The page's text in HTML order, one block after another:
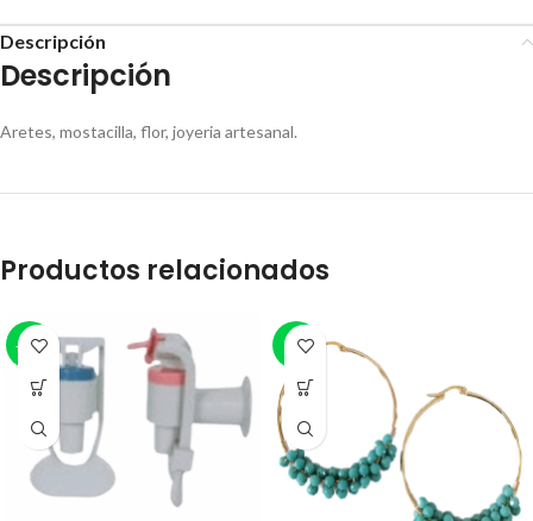
Descripción
Descripción
Aretes, mostacilla, flor, joyeria artesanal.
Productos relacionados
-25% -8%